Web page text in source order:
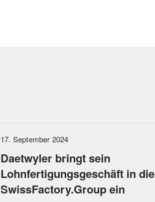
17. September 2024
Daetwyler bringt sein
Lohnfertigungsgeschäft in die
SwissFactory.Group ein